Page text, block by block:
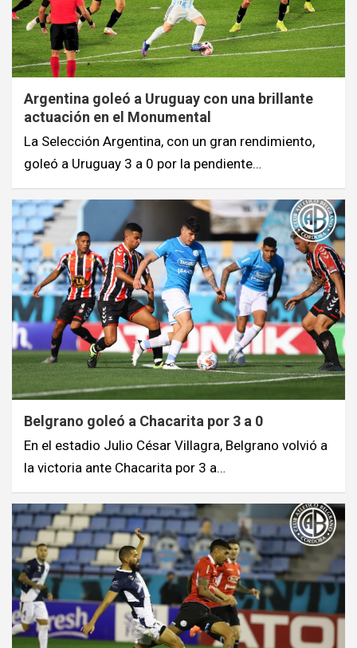
Argentina goleó a Uruguay con una brillante
actuación en el Monumental
La Selección Argentina, con un gran rendimiento,
goleó a Uruguay 3 a 0 por la pendiente…
Belgrano goleó a Chacarita por 3 a 0
En el estadio Julio César Villagra, Belgrano volvió a
la victoria ante Chacarita por 3 a…